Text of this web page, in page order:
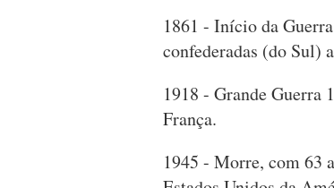
1861 - Início da
confederadas (do Sul)
1918 - Grande Guerra
França.
1945 - Morre, com 63